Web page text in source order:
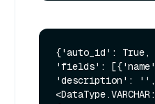
{'auto_id':
'fields':
'description':